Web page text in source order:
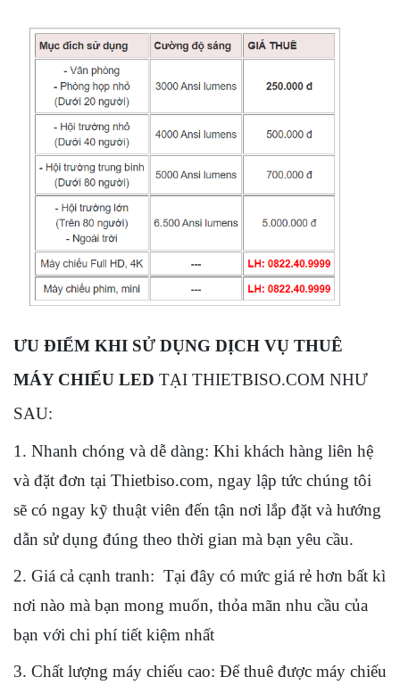
ƯU ĐIỂM KHI SỬ DỤNG DỊCH VỤ THUÊ
MÁY CHIẾU LED TẠI THIETBISO.COM NHƯ
SAU:
1. Nhanh chóng và dễ dàng: Khi khách hàng liên hệ
và đặt đơn tại Thietbiso.com, ngay lập tức chúng tôi
sẽ có ngay kỹ thuật viên đến tận nơi lắp đặt và hướng
dẫn sử dụng đúng theo thời gian mà bạn yêu cầu.
2. Giá cả cạnh tranh: Tại đây có mức giá rẻ hơn bất kì
nơi nào mà bạn mong muốn, thỏa mãn nhu cầu của
bạn với chi phí tiết kiệm nhất
3. Chất lượng máy chiếu cao: Để thuê được máy chiếu